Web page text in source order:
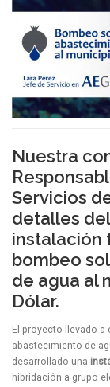
Nuestra
Servicios
detalles
instalación
bombeo
de agua al
Dólar.
El proyecto llevado a
abastecimiento de
desarrollado una
hibridación a grupo